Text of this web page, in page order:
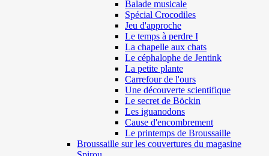
Balade musicale
Spécial Crocodiles
Jeu d'approche
Le temps à perdre I
La chapelle aux chats
Le céphalophe de Jentink
La petite plante
Carrefour de l'ours
Une découverte scientifique
Le secret de Böckin
Les iguanodons
Cause d'encombrement
Le printemps de Broussaille
Broussaille sur les couvertures du magasine